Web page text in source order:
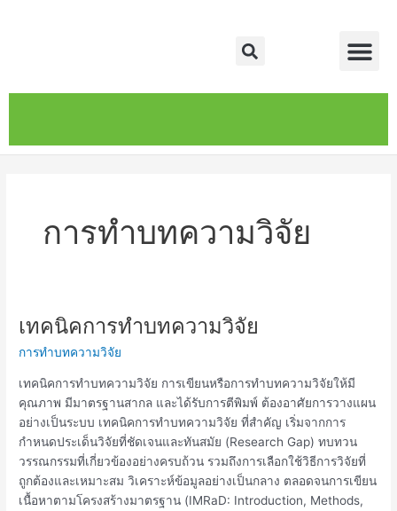
Search
การทำบทความวิจัย
เทคนิคการทำบทความวิจัย
การทำบทความวิจัย
เทคนิคการทำบทความวิจัย การเขียนหรือการทำบทความวิจัยให้มี
คุณภาพ มีมาตรฐานสากล และได้รับการตีพิมพ์ ต้องอาศัยการวางแผน
อย่างเป็นระบบ เทคนิคการทำบทความวิจัย ที่สำคัญ เริ่มจากการ
กำหนดประเด็นวิจัยที่ชัดเจนและทันสมัย (Research Gap) ทบทวน
วรรณกรรมที่เกี่ยวข้องอย่างครบถ้วน รวมถึงการเลือกใช้วิธีการวิจัยที่
ถูกต้องและเหมาะสม วิเคราะห์ข้อมูลอย่างเป็นกลาง ตลอดจนการเขียน
เนื้อหาตามโครงสร้างมาตรฐาน (IMRaD: Introduction, Methods,
เทคนิค
ทำ
บทความ
วิจัย